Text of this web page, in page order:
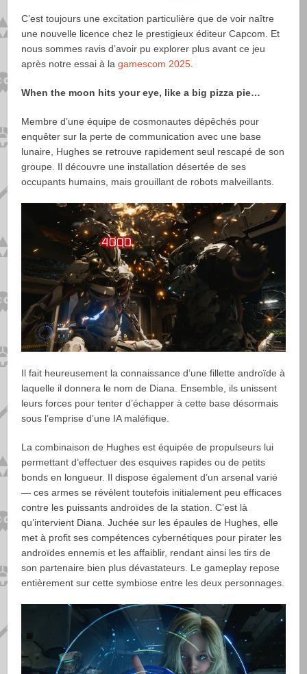
C’est toujours une excitation particulière que de voir naître
une nouvelle licence chez le prestigieux éditeur Capcom. Et
nous sommes ravis d’avoir pu explorer plus avant ce jeu
après notre essai à lagamescom 2025.
When the moon hits your eye, like a big pizza pie…
Membre d’une équipe de cosmonautes dépêchés pour
enquêter sur la perte de communication avec une base
lunaire, Hughes se retrouve rapidement seul rescapé de son
groupe. Il découvre une installation désertée de ses
occupants humains, mais grouillant de robots malveillants.
Il fait heureusement la connaissance d’une fillette androïde à
laquelle il donnera le nom de Diana. Ensemble, ils unissent
leurs forces pour tenter d’échapper à cette base désormais
sous l’emprise d’une IA maléfique.
La combinaison de Hughes est équipée de propulseurs lui
permettant d’effectuer des esquives rapides ou de petits
bonds en longueur. Il dispose également d’un arsenal varié
— ces armes se révèlent toutefois initialement peu efficaces
contre les puissants androïdes de la station. C’est là
qu’intervient Diana. Juchée sur les épaules de Hughes, elle
met à profit ses compétences cybernétiques pour pirater les
androïdes ennemis et les affaiblir, rendant ainsi les tirs de
son partenaire bien plus dévastateurs. Le gameplay repose
entièrement sur cette symbiose entre les deux personnages.